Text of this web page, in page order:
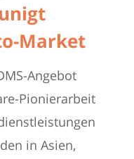
Market
Angebot
Pionierarbeit
in Asien,